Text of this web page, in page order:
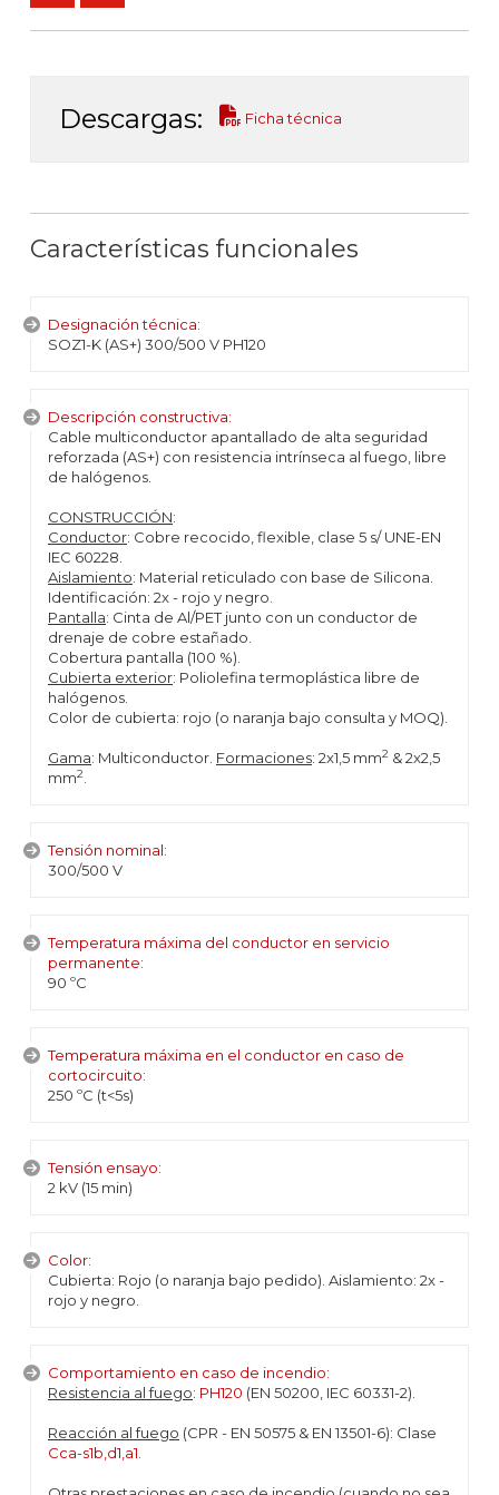
Descargas: Ficha técnica
Características funcionales
Designación técnica:
SOZ1-K (AS+) 300/500 V PH120
Descripción constructiva:
Cable multiconductor apantallado de alta seguridad
reforzada (AS+) con resistencia intrínseca al fuego, libre
de halógenos.
CONSTRUCCIÓN:
Conductor: Cobre recocido, flexible, clase 5 s/ UNE-EN
IEC 60228.
Aislamiento: Material reticulado con base de Silicona.
Identificación: 2x - rojo y negro.
Pantalla: Cinta de Al/PET junto con un conductor de
drenaje de cobre estañado.
Cobertura pantalla (100 %).
Cubierta exterior: Poliolefina termoplástica libre de
halógenos.
Color de cubierta: rojo (o naranja bajo consulta y MOQ).
Gama: Multiconductor. Formaciones: 2x1,5 mm2 & 2x2,5
mm2
Tensión nominal:
300/500 V
Temperatura máxima del conductor en servicio
permanente:
90 ºC
Temperatura máxima en el conductor en caso de
cortocircuito:
250 ºC (t<5s)
Tensión ensayo:
2 kV (15 min)
Color:
Cubierta: Rojo (o naranja bajo pedido). Aislamiento: 2x -
rojo y negro.
Comportamiento en caso de incendio:
Resistencia al fuego: PH120 (EN 50200, IEC 60331-2).
Reacción al fuego (CPR - EN 50575 & EN 13501-6): Clase
Cca-s1b,d1,a1.